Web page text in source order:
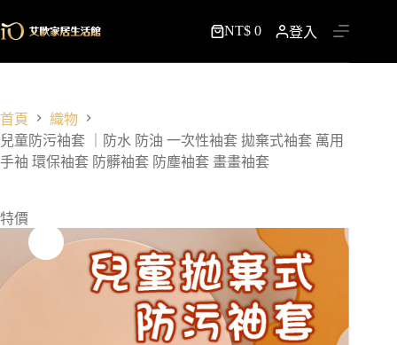
至
容
購
物
NT$ 0 登入
首頁
織物
兒童防污袖套 ｜防水 防油 一次性袖套 拋棄式袖套 萬用
手袖 環保袖套 防髒袖套 防塵袖套 畫畫袖套
特價